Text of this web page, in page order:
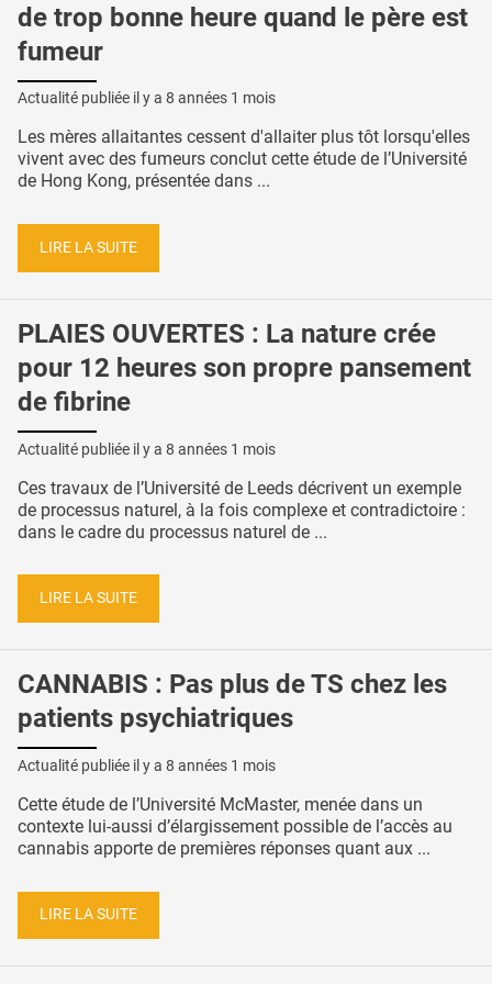
de trop bonne heure quand le père est
fumeur
Actualité publiée il y a 8 années 1 mois
Les mères allaitantes cessent d'allaiter plus tôt lorsqu'elles
vivent avec des fumeurs conclut cette étude de l’Université
de Hong Kong, présentée dans ...
LIRE LA SUITE
PLAIES OUVERTES : La nature crée
pour 12 heures son propre pansement
de fibrine
Actualité publiée il y a 8 années 1 mois
Ces travaux de l’Université de Leeds décrivent un exemple
de processus naturel, à la fois complexe et contradictoire :
dans le cadre du processus naturel de ...
LIRE LA SUITE
CANNABIS : Pas plus de TS chez les
patients psychiatriques
Actualité publiée il y a 8 années 1 mois
Cette étude de l’Université McMaster, menée dans un
contexte lui-aussi d’élargissement possible de l’accès au
cannabis apporte de premières réponses quant aux ...
LIRE LA SUITE